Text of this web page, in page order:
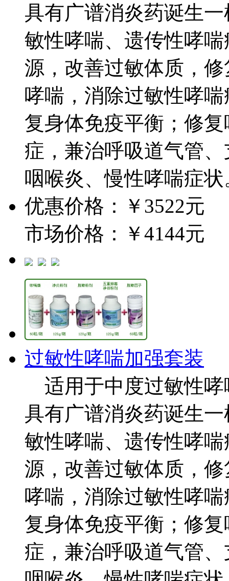
具有广谱消炎药诞生
敏性哮喘、遗传性哮
源，改善过敏体质，
哮喘，消除过敏性哮
复身体免疫平衡；修
症，兼治呼吸道气管
咽喉炎、慢性哮喘症状
优惠价格：￥3522元
市场价格：￥4144元
过敏性哮喘加强套装
适用于中度过敏性哮
具有广谱消炎药诞生
敏性哮喘、遗传性哮
源，改善过敏体质，
哮喘，消除过敏性哮
复身体免疫平衡；修
症，兼治呼吸道气管